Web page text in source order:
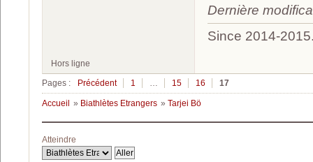
Dernière
Since 2014-
Hors ligne
Pages :
Précédent 1 … 15 16 17
Accueil » Biathlètes Etrangers » Tarjei Bö
Atteindre